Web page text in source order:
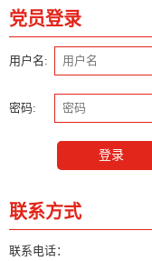
党员登录
用户名:
密码:
登录
联系方式
联系电话：